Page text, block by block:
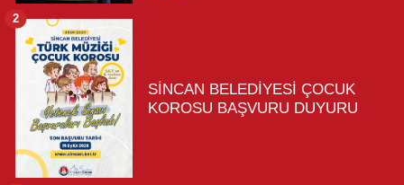
SİNCAN BELEDİYESİ ÇOCUK
KOROSU BAŞVURU DUYURU
2